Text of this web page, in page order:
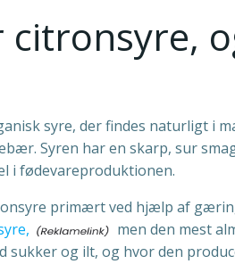
citronsyre,
syre, der findes naturligt i
Syren har en skarp, sur
i fødevareproduktionen.
primært ved hjælp af
men den mest
sukker og ilt, og hvor den